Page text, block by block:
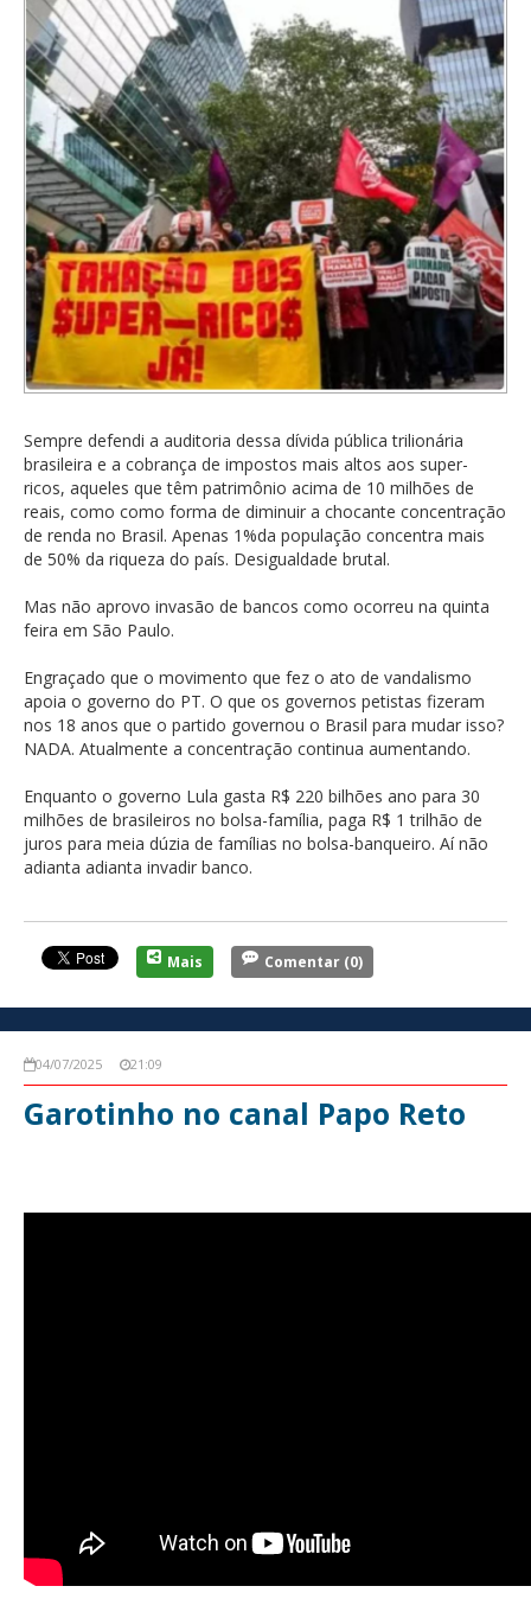
Sempre defendi a auditoria dessa dívida pública trilionária
brasileira e a cobrança de impostos mais altos aos super-
ricos, aqueles que têm patrimônio acima de 10 milhões de
reais, como como forma de diminuir a chocante concentração
de renda no Brasil. Apenas 1%da população concentra mais
de 50% da riqueza do país. Desigualdade brutal.
Mas não aprovo invasão de bancos como ocorreu na quinta
feira em São Paulo.
Engraçado que o movimento que fez o ato de vandalismo
apoia o governo do PT. O que os governos petistas fizeram
nos 18 anos que o partido governou o Brasil para mudar isso?
NADA. Atualmente a concentração continua aumentando.
Enquanto o governo Lula gasta R$ 220 bilhões ano para 30
milhões de brasileiros no bolsa-família, paga R$ 1 trilhão de
juros para meia dúzia de famílias no bolsa-banqueiro. Aí não
adianta adianta invadir banco.
Mais Comentar (0)
04/07/2025 21:09
Garotinho no canal Papo Reto